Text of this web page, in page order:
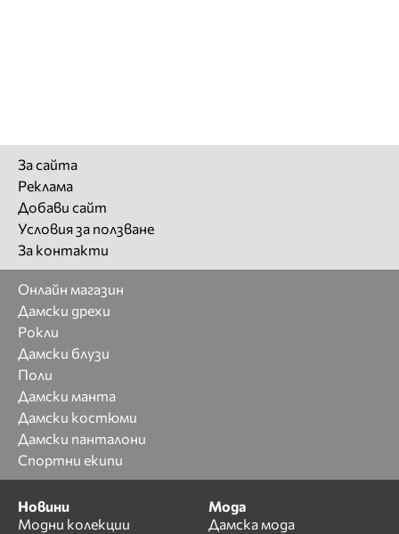
За сайта
Реклама
Добави сайт
Условия за ползване
За контакти
Онлайн магазин
Дамски дрехи
Рокли
Дамски блузи
Поли
Дамски манта
Дамски костюми
Дамски панталони
Спортни екипи
Новини
Модни колекции
Мода
Дамска мода